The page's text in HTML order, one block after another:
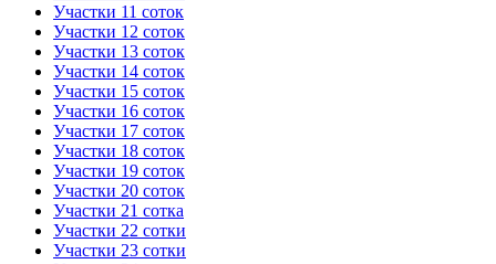
Участки 11 соток
Участки 12 соток
Участки 13 соток
Участки 14 соток
Участки 15 соток
Участки 16 соток
Участки 17 соток
Участки 18 соток
Участки 19 соток
Участки 20 соток
Участки 21 сотка
Участки 22 сотки
Участки 23 сотки